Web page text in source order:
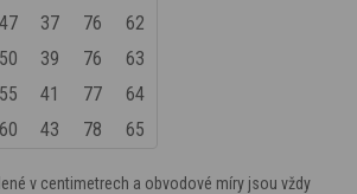
47 37 76
62
50 39 76
63
55 41 77
64
60 43 78 65
v centimetrech a obvodové míry jsou vždy